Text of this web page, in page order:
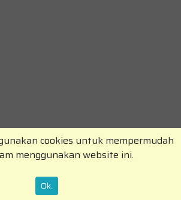
RajaKomen.com 2026 All Rights
Reserved.
cookies untuk mempermudah
menggunakan website ini.
Ok.